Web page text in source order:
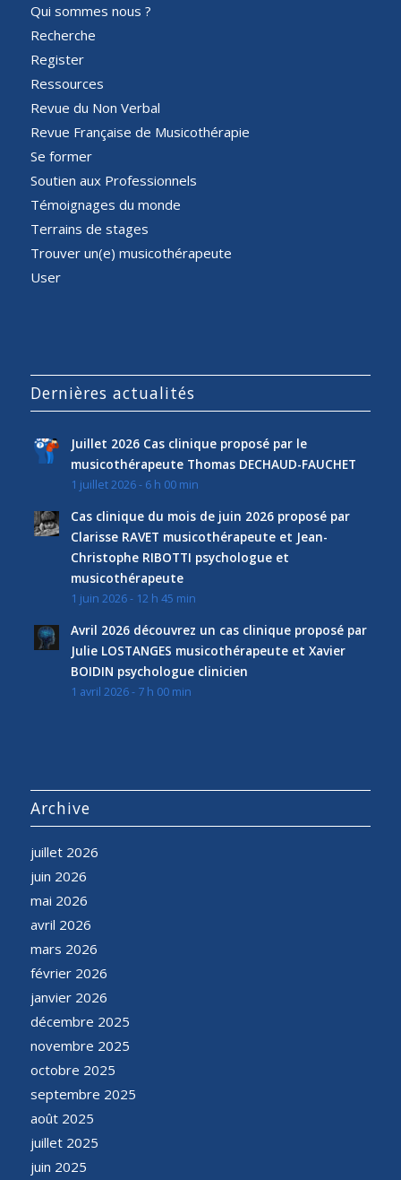
Qui sommes nous ?
Recherche
Register
Ressources
Revue du Non Verbal
Revue Française de Musicothérapie
Se former
Soutien aux Professionnels
Témoignages du monde
Terrains de stages
Trouver un(e) musicothérapeute
User
Dernières actualités
Juillet 2026 Cas clinique proposé par le
musicothérapeute Thomas DECHAUD-FAUCHET
1 juillet 2026 - 6 h 00 min
Cas clinique du mois de juin 2026 proposé par
Clarisse RAVET musicothérapeute et Jean-
Christophe RIBOTTI psychologue et
musicothérapeute
1 juin 2026 - 12 h 45 min
Avril 2026 découvrez un cas clinique proposé par
Julie LOSTANGES musicothérapeute et Xavier
BOIDIN psychologue clinicien
1 avril 2026 - 7 h 00 min
Archive
juillet 2026
juin 2026
mai 2026
avril 2026
mars 2026
février 2026
janvier 2026
décembre 2025
novembre 2025
octobre 2025
septembre 2025
août 2025
juillet 2025
juin 2025